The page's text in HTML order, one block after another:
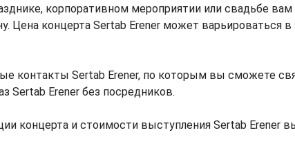
корпоративном мероприятии или свадьбе
Цена концерта Sertab Erener может
контакты Sertab Erener, по которым вы сможете
Sertab Erener без посредников.
концерта и стоимости выступления Sertab Erener